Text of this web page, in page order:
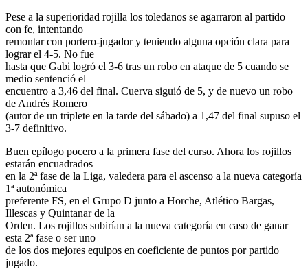
Pese a la superioridad rojilla los toledanos se agarraron al partido
con fe, intentando
remontar con portero-jugador y teniendo alguna opción clara para
lograr el 4-5. No fue
hasta que Gabi logró el 3-6 tras un robo en ataque de 5 cuando se
medio sentenció el
encuentro a 3,46 del final. Cuerva siguió de 5, y de nuevo un robo
de Andrés Romero
(autor de un triplete en la tarde del sábado) a 1,47 del final supuso el
3-7 definitivo.
Buen epílogo pocero a la primera fase del curso. Ahora los rojillos
estarán encuadrados
en la 2ª fase de la Liga, valedera para el ascenso a la nueva categoría
1ª autonómica
preferente FS, en el Grupo D junto a Horche, Atlético Bargas,
Illescas y Quintanar de la
Orden. Los rojillos subirían a la nueva categoría en caso de ganar
esta 2ª fase o ser uno
de los dos mejores equipos en coeficiente de puntos por partido
jugado.